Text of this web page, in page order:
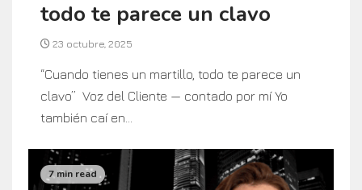
todo te parece un clavo
23 octubre, 2025
“Cuando tienes un martillo, todo te parece un
clavo” Voz del Cliente — contado por mí Yo
también caí en...
7 min read